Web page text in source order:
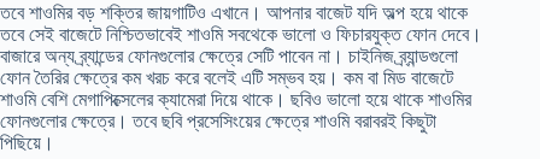
তবে শাওমির বড় শক্তির জায়গাটিও এখানে। আপনার বাজেট যদি অল্প হয়ে থাকে
তবে সেই বাজেটে নিশ্চিতভাবেই শাওমি সবথেকে ভালো ও ফিচারযুক্ত ফোন দেবে।
বাজারে অন্য ব্র্যান্ডের ফোনগুলোর ক্ষেত্রে সেটি পাবেন না। চাইনিজ ব্র্যান্ডগুলো
ফোন তৈরির ক্ষেত্রে কম খরচ করে বলেই এটি সম্ভব হয়। কম বা মিড বাজেটে
শাওমি বেশি মেগাপিক্সেলের ক্যামেরা দিয়ে থাকে। ছবিও ভালো হয়ে থাকে শাওমির
ফোনগুলোর ক্ষেত্রে। তবে ছবি প্রসেসিংয়ের ক্ষেত্রে শাওমি বরাবরই কিছুটা
পিছিয়ে।